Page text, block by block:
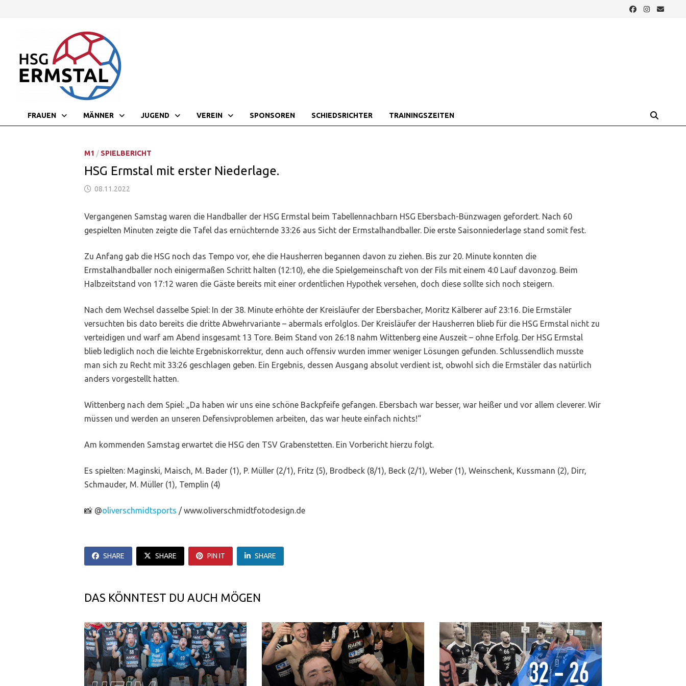
FRAUEN MÄNNER JUGEND VEREIN SPONSOREN SCHIEDSRICHTER TRAININGSZEITEN
M1 / SPIELBERICHT
HSG Ermstal mit erster Niederlage.
08.11.2022
Vergangenen Samstag waren die Handballer der HSG Ermstal beim Tabellennachbarn HSG Ebersbach-Bünzwagen gefordert. Nach 60
gespielten Minuten zeigte die Tafel das ernüchternde 33:26 aus Sicht der Ermstalhandballer. Die erste Saisonniederlage stand somit fest.
Zu Anfang gab die HSG noch das Tempo vor, ehe die Hausherren begannen davon zu ziehen. Bis zur 20. Minute konnten die
Ermstalhandballer noch einigermaßen Schritt halten (12:10), ehe die Spielgemeinschaft von der Fils mit einem 4:0 Lauf davonzog. Beim
Halbzeitstand von 17:12 waren die Gäste bereits mit einer ordentlichen Hypothek versehen, doch diese sollte sich noch steigern.
Nach dem Wechsel dasselbe Spiel: In der 38. Minute erhöhte der Kreisläufer der Ebersbacher, Moritz Kälberer auf 23:16. Die Ermstäler
versuchten bis dato bereits die dritte Abwehrvariante – abermals erfolglos. Der Kreisläufer der Hausherren blieb für die HSG Ermstal nicht zu
verteidigen und warf am Abend insgesamt 13 Tore. Beim Stand von 26:18 nahm Wittenberg eine Auszeit – ohne Erfolg. Der HSG Ermstal
blieb lediglich noch die leichte Ergebniskorrektur, denn auch offensiv wurden immer weniger Lösungen gefunden. Schlussendlich musste
man sich zu Recht mit 33:26 geschlagen geben. Ein Ergebnis, dessen Ausgang absolut verdient ist, obwohl sich die Ermstäler das natürlich
anders vorgestellt hatten.
Wittenberg nach dem Spiel: „Da haben wir uns eine schöne Backpfeife gefangen. Ebersbach war besser, war heißer und vor allem cleverer. Wir
müssen und werden an unseren Defensivproblemen arbeiten, das war heute einfach nichts!“
Am kommenden Samstag erwartet die HSG den TSV Grabenstetten. Ein Vorbericht hierzu folgt.
Es spielten: Maginski, Maisch, M. Bader (1), P. Müller (2/1), Fritz (5), Brodbeck (8/1), Beck (2/1), Weber (1), Weinschenk, Kussmann (2), Dirr,
Schmauder, M. Müller (1), Templin (4)
📸 @oliverschmidtsports / www.oliverschmidtfotodesign.de
SHARE SHARE PIN IT SHARE
DAS KÖNNTEST DU AUCH MÖGEN